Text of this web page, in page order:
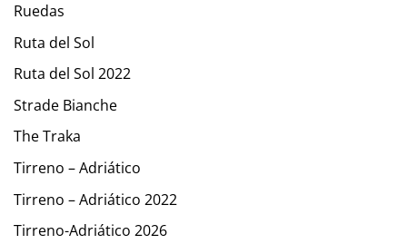
Ruedas
Ruta del Sol
Ruta del Sol 2022
Strade Bianche
The Traka
Tirreno – Adriático
Tirreno – Adriático 2022
Tirreno-Adriático 2026